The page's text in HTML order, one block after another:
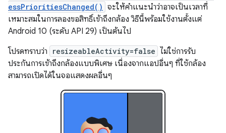
essPrioritiesChanged() จะให้คำแนะนำว่าอาจเป็นเวลาที่
เหมาะสมในการลองขอสิทธิ์เข้าถึงกล้อง วิธีนี้พร้อมใช้งานตั้งแต่
Android 10 (ระดับ API 29) เป็นต้นไป
โปรดทราบว่า
resizeableActivity=false ไม่ใช่การรับ
ประกันการเข้าถึงกล้องแบบพิเศษ เนื่องจากแอปอื่นๆ ที่ใช้กล้อง
สามารถเปิดได้ในจอแสดงผลอื่นๆ